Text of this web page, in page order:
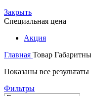
Закрыть
Специальная цена
Акция
Главная Товар
Показаны все результаты
Фильтры